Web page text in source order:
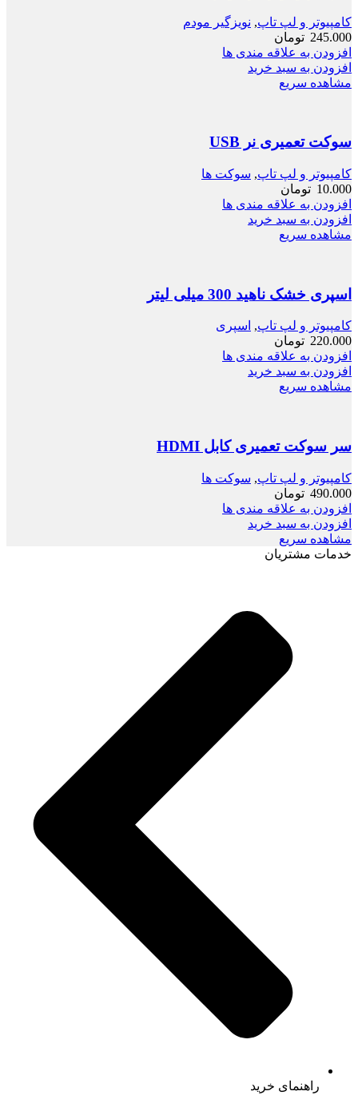
کامپیوتر و لپ تاپ, نویزگیر مودم
245.000 تومان
افزودن به علاقه مندی ها
افزودن به سبد خرید
مشاهده سریع
سوکت تعمیری نر USB
کامپیوتر و لپ تاپ, سوکت ها
10.000 تومان
افزودن به علاقه مندی ها
افزودن به سبد خرید
مشاهده سریع
اسپری خشک ناهید 300 میلی لیتر
کامپیوتر و لپ تاپ, اسپری
220.000 تومان
افزودن به علاقه مندی ها
افزودن به سبد خرید
مشاهده سریع
سر سوکت تعمیری کابل HDMI
کامپیوتر و لپ تاپ, سوکت ها
490.000 تومان
افزودن به علاقه مندی ها
افزودن به سبد خرید
مشاهده سریع
خدمات مشتریان
راهنمای خرید